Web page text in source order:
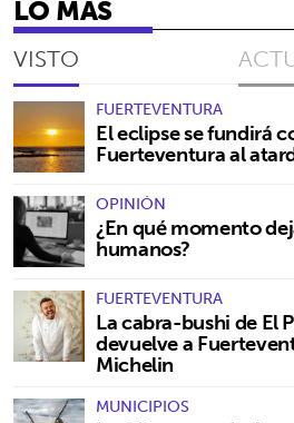
LO MÁS
VISTO
FUERTEVENTURA
El eclipse se fundirá
Fuerteventura al
OPINIÓN
¿En qué momento
humanos?
FUERTEVENTURA
La cabra-bushi de El
devuelve a
Michelin
MUNICIPIOS